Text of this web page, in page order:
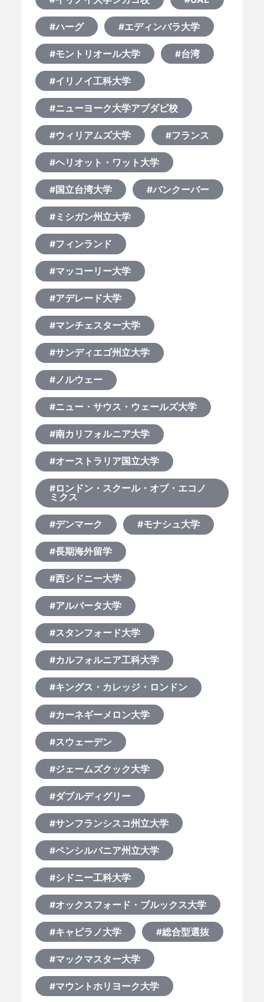
#ハーグ #エディンバラ大学
#モントリオール大学 #台湾
#イリノイ工科大学
#ニューヨーク大学アブダビ校
#ウィリアムズ大学 #フランス
#ヘリオット・ワット大学
#国立台湾大学 #バンクーバー
#ミシガン州立大学
#フィンランド
#マッコーリー大学
#アデレード大学
#マンチェスター大学
#サンディエゴ州立大学
#ノルウェー
#ニュー・サウス・ウェールズ大学
#南カリフォルニア大学
#オーストラリア国立大学
#ロンドン・スクール・オブ・エコノ
ミクス
#デンマーク #モナシュ大学
#長期海外留学
#西シドニー大学
#アルバータ大学
#スタンフォード大学
#カルフォルニア工科大学
#キングス・カレッジ・ロンドン
#カーネギーメロン大学
#スウェーデン
#ジェームズクック大学
#ダブルディグリー
#サンフランシスコ州立大学
#ペンシルバニア州立大学
#シドニー工科大学
#オックスフォード・ブルックス大学
#キャピラノ大学 #総合型選抜
#マックマスター大学
#マウントホリヨーク大学